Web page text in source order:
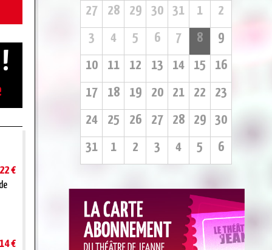
22 €
14 €
27
28 29 30 31 1
2
3
4 5 6 7 8
9
10
11 12 13 14 15
16
17
18 19 20 21 22
23
24
25 26 27 28 29
30
31
1 2 3 4 5 6